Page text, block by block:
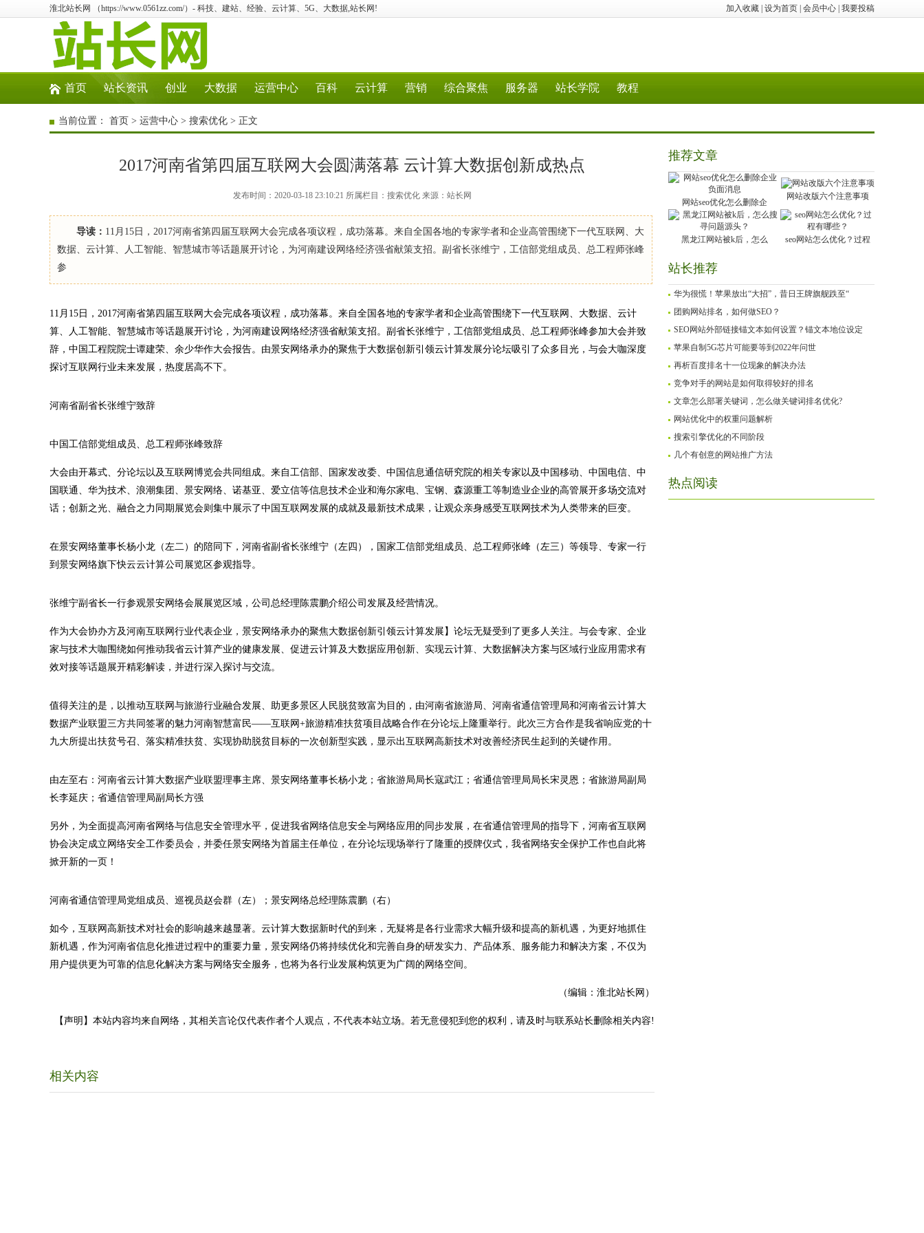
加入收藏 设为首页 会员中心 我要投稿
淮北站长网 （https://www.0561zz.com/）- 科技、建站、经验、云计算、5G、大数据,站长网!
首页 站长资讯 创业 大数据 运营中心 百科 云计算 营销 综合聚焦 服务器 站长学院 教程
当前位置： 首页 > 运营中心 > 搜索优化 > 正文
2017河南省第四届互联网大会圆满落幕 云计算大数据创新成热点
发布时间：2020-03-18 23:10:21 所属栏目：搜索优化 来源：站长网
导读： 11月15日，2017河南省第四届互联网大会完成各项议程，成功落幕。来自全国各地的专家学者和企业高管围绕下一代互联网、大
数据、云计算、人工智能、智慧城市等话题展开讨论，为河南建设网络经济强省献策支招。副省长张维宁，工信部党组成员、总工程师张峰
参
11月15日，2017河南省第四届互联网大会完成各项议程，成功落幕。来自全国各地的专家学者和企业高管围绕下一代互联网、大数据、云计
算、人工智能、智慧城市等话题展开讨论，为河南建设网络经济强省献策支招。副省长张维宁，工信部党组成员、总工程师张峰参加大会并致
辞，中国工程院院士谭建荣、余少华作大会报告。由景安网络承办的聚焦于大数据创新引领云计算发展分论坛吸引了众多目光，与会大咖深度
探讨互联网行业未来发展，热度居高不下。
河南省副省长张维宁致辞
中国工信部党组成员、总工程师张峰致辞
大会由开幕式、分论坛以及互联网博览会共同组成。来自工信部、国家发改委、中国信息通信研究院的相关专家以及中国移动、中国电信、中
国联通、华为技术、浪潮集团、景安网络、诺基亚、爱立信等信息技术企业和海尔家电、宝钢、森源重工等制造业企业的高管展开多场交流对
话；创新之光、融合之力同期展览会则集中展示了中国互联网发展的成就及最新技术成果，让观众亲身感受互联网技术为人类带来的巨变。
在景安网络董事长杨小龙（左二）的陪同下，河南省副省长张维宁（左四），国家工信部党组成员、总工程师张峰（左三）等领导、专家一行
到景安网络旗下快云云计算公司展览区参观指导。
张维宁副省长一行参观景安网络会展展览区域，公司总经理陈震鹏介绍公司发展及经营情况。
作为大会协办方及河南互联网行业代表企业，景安网络承办的聚焦大数据创新引领云计算发展】论坛无疑受到了更多人关注。与会专家、企业
家与技术大咖围绕如何推动我省云计算产业的健康发展、促进云计算及大数据应用创新、实现云计算、大数据解决方案与区域行业应用需求有
效对接等话题展开精彩解读，并进行深入探讨与交流。
值得关注的是，以推动互联网与旅游行业融合发展、助更多景区人民脱贫致富为目的，由河南省旅游局、河南省通信管理局和河南省云计算大
数据产业联盟三方共同签署的魅力河南智慧富民——互联网+旅游精准扶贫项目战略合作在分论坛上隆重举行。此次三方合作是我省响应党的十
九大所提出扶贫号召、落实精准扶贫、实现协助脱贫目标的一次创新型实践，显示出互联网高新技术对改善经济民生起到的关键作用。
由左至右：河南省云计算大数据产业联盟理事主席、景安网络董事长杨小龙；省旅游局局长寇武江；省通信管理局局长宋灵恩；省旅游局副局
长李延庆；省通信管理局副局长方强
另外，为全面提高河南省网络与信息安全管理水平，促进我省网络信息安全与网络应用的同步发展，在省通信管理局的指导下，河南省互联网
协会决定成立网络安全工作委员会，并委任景安网络为首届主任单位，在分论坛现场举行了隆重的授牌仪式，我省网络安全保护工作也自此将
掀开新的一页！
河南省通信管理局党组成员、巡视员赵会群（左）；景安网络总经理陈震鹏（右）
如今，互联网高新技术对社会的影响越来越显著。云计算大数据新时代的到来，无疑将是各行业需求大幅升级和提高的新机遇，为更好地抓住
新机遇，作为河南省信息化推进过程中的重要力量，景安网络仍将持续优化和完善自身的研发实力、产品体系、服务能力和解决方案，不仅为
用户提供更为可靠的信息化解决方案与网络安全服务，也将为各行业发展构筑更为广阔的网络空间。
（编辑：淮北站长网）
【声明】本站内容均来自网络，其相关言论仅代表作者个人观点，不代表本站立场。若无意侵犯到您的权利，请及时与联系站长删除相关内容!
相关内容
推荐文章
网站seo优化怎么删除企
网站改版六个注意事项
黑龙江网站被k后，怎么 seo网站怎么优化？过程
站长推荐
华为很慌！苹果放出“大招”，昔日王牌旗舰跌至“
团购网站排名，如何做SEO？
SEO网站外部链接锚文本如何设置？锚文本地位设定
苹果自制5G芯片可能要等到2022年问世
再析百度排名十一位现象的解决办法
竞争对手的网站是如何取得较好的排名
文章怎么部署关键词，怎么做关键词排名优化?
网站优化中的权重问题解析
搜索引擎优化的不同阶段
几个有创意的网站推广方法
热点阅读